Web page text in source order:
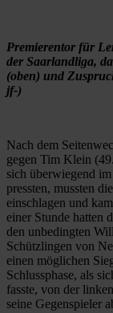
Premierentor für
der Saarlandliga,
(oben) und
jf-)
Nach dem
gegen Tim Klein
sich überwiegend
pressten, mussten
einschlagen und
einer Stunde hatten
den unbedingten
Schützlingen von
einen möglichen
Schlussphase, als
fasste, von der
seine Gegenspieler